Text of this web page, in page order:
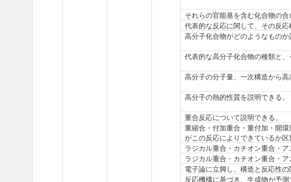
それらの官能基を含む化合物の
代表的な反応に関して、その反応
高分子化合物がどのようなものか
代表的な高分子化合物の種類と、
高分子の分子量、一次構造から
高分子の熱的性質を説明できる。
重合反応について説明できる。
重縮合・付加重合・重付加・開
がこの反応によりできているか区
ラジカル重合・カチオン重合・
ラジカル重合・カチオン重合・
電子論に立脚し、構造と反応性の
反応機構に基づき、生成物が予測